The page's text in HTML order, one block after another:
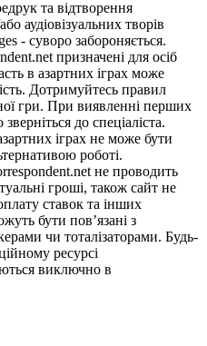
та відтворення
аудіовізуальних творів
- суворо забороняється.
призначені для осіб
в азартних іграх може
Дотримуйтесь правил
гри. При виявленні перших
до спеціаліста.
іграх не може бути
роботі.
не проводить
гроші, також сайт не
ставок та інших
бути пов’язані з
чи тоталізаторами. Будь-
ресурсі
виключно в